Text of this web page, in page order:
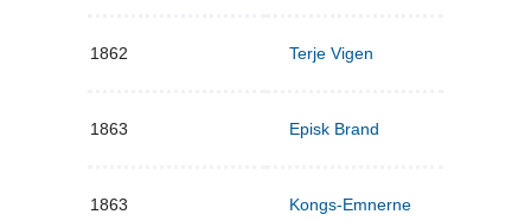
1862 Terje Vigen
1863 Episk Brand
1863 Kongs-Emnerne